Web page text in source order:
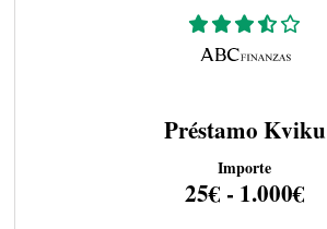
Préstamo Kviku
Importe
25€ - 1.000€